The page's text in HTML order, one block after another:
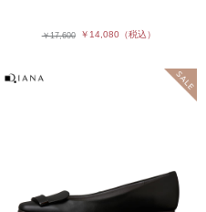
￥17,600 ￥14,080（税込）